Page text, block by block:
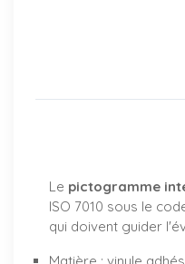
Le pictogramme
ISO 7010 sous le
qui doivent guider
Matière : vinyle